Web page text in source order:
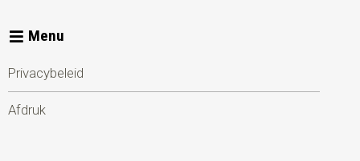
Menu
Privacybeleid
Afdruk